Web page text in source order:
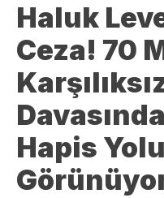
Haluk
Ceza! 70
Hapis